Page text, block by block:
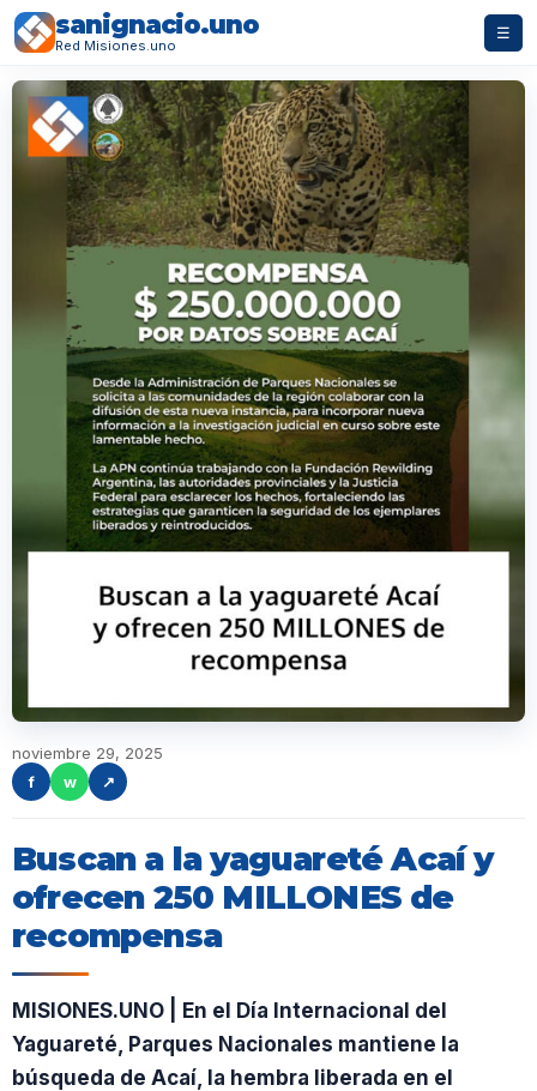
sanignacio.uno
Red Misiones.uno
☰
noviembre 29, 2025
f
w ↗
Buscan a la yaguareté Acaí y
ofrecen 250 MILLONES de
recompensa
MISIONES.UNO | En el Día Internacional del
Yaguareté, Parques Nacionales mantiene la
búsqueda de Acaí, la hembra liberada en el